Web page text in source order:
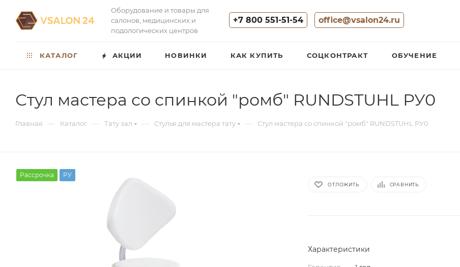
Оборудование и товары для
салонов, медицинских и
подологических центров
+7 800 551-51-54 office@vsalon24.ru
КАТАЛОГ АКЦИИ НОВИНКИ КАК КУПИТЬ СОЦКОНТРАКТ ОБУЧЕНИЕ
Стул мастера со спинкой "ромб" RUNDSTUHL РУ0
Главная — Каталог — Тату зал — Стулья для мастера тату — Стул мастера со спинкой "ромб" RUNDSTUHL РУ0
Рассрочка РУ
ОТЛОЖИТЬ СРАВНИТЬ
Характеристики